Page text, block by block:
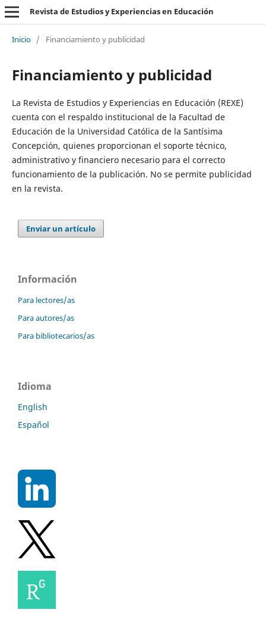
Revista de Estudios y Experiencias en Educación
Inicio / Financiamiento y publicidad
Financiamiento y publicidad
La Revista de Estudios y Experiencias en Educación (REXE)
cuenta con el respaldo institucional de la Facultad de
Educación de la Universidad Católica de la Santísima
Concepción, quienes proporcionan el soporte técnico,
administrativo y financiero necesario para el correcto
funcionamiento de la publicación. No se permite publicidad
en la revista.
Enviar un artículo
Información
Para lectores/as
Para autores/as
Para bibliotecarios/as
Idioma
English
Español